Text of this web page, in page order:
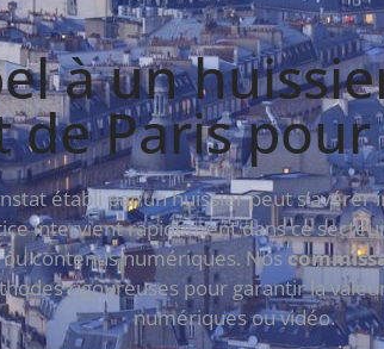
à un
Paris
établi par un huissier peut
intervient rapidement dans ce
contenus numériques. Nos
rigoureuses pour garantir la
numériques ou vidéo.